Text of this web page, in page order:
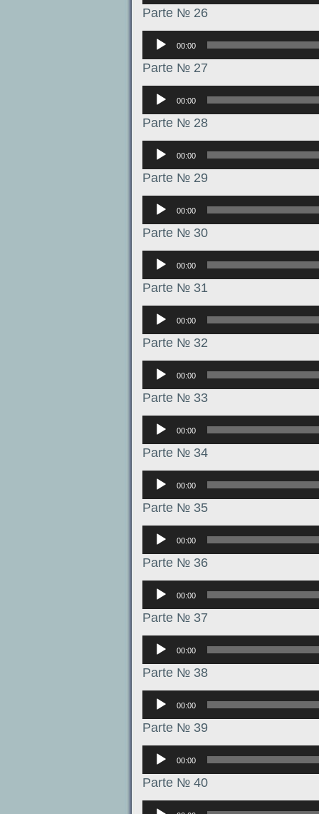
Parte № 26
Аудиоплеер
00:00
Parte № 27
Аудиоплеер
00:00
Parte № 28
Аудиоплеер
00:00
Parte № 29
Аудиоплеер
00:00
Parte № 30
Аудиоплеер
00:00
Parte № 31
Аудиоплеер
00:00
Parte № 32
Аудиоплеер
00:00
Parte № 33
Аудиоплеер
00:00
Parte № 34
Аудиоплеер
00:00
Parte № 35
Аудиоплеер
00:00
Parte № 36
Аудиоплеер
00:00
Parte № 37
Аудиоплеер
00:00
Parte № 38
Аудиоплеер
00:00
Parte № 39
Аудиоплеер
00:00
Parte № 40
Аудиоплеер